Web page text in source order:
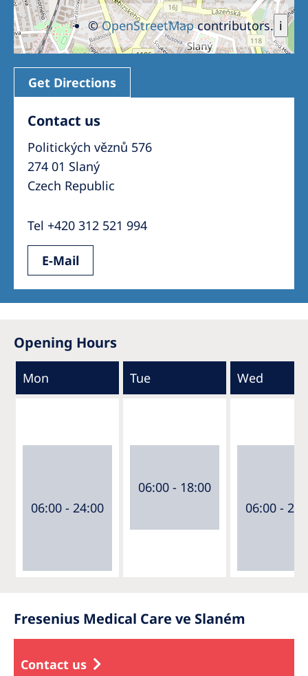
i
©OpenStreetMapcontributors.
Get Directions
Contact us
Politických věznů 576
274 01 Slaný
Czech Republic
Tel +420 312 521 994
E-Mail
Opening Hours
Mon Tue Wed
06:00 - 24:00
06:00 - 18:00
06:00 -
Fresenius Medical Care ve Slaném
Contact us